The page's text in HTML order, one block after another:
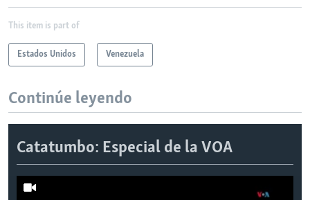
This item is part of
Estados Unidos Venezuela
Continúe leyendo
Catatumbo: Especial de la VOA